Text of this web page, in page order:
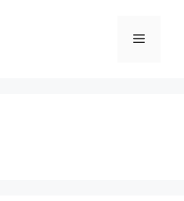
Menu